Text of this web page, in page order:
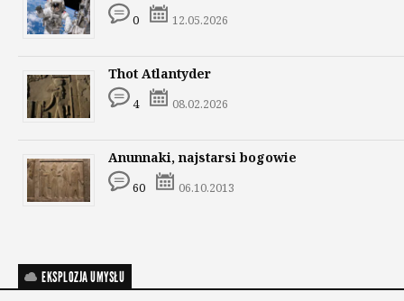
0 12.05.2026
Thot Atlantyder
4 08.02.2026
Anunnaki, najstarsi bogowie
60 06.10.2013
EKSPLOZJA UMYSŁU